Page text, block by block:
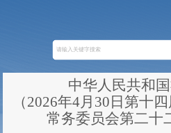
中华人民共和
（2026年4月30日第十
常务委员会第二十